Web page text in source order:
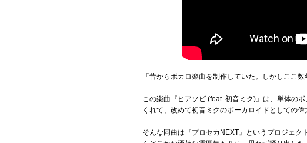
「昔からボカロ楽曲を制作していた。しかしここ
この楽曲『ヒアソビ (feat. 初音ミク)』は、単体の
くれて、改めて初音ミクのボーカロイドとしての
そんな同曲は『プロセカNEXT』というプロジェ